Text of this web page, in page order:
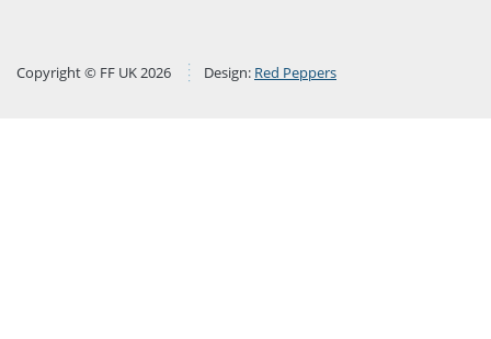
Copyright © FF UK 2026 Design: Red Peppers